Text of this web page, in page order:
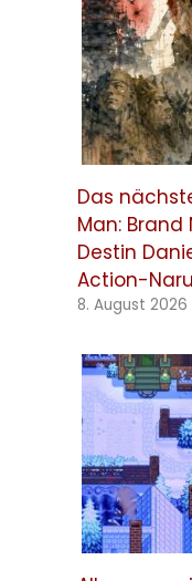
Das
Man: Brand
Destin
Action-
8. August 2026